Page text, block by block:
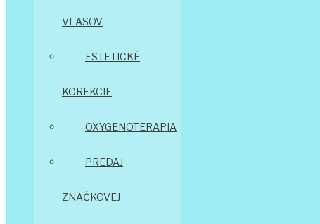
VLASOV
ESTETICKÉ
KOREKCIE
OXYGENOTERAPIA
PREDAJ
ZNAČKOVEJ